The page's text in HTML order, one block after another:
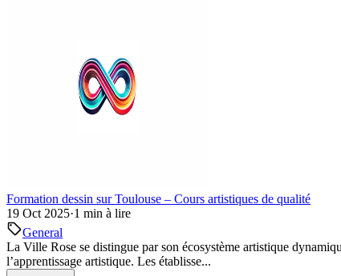
Formation dessin sur Toulouse – Cours artistiques de qualité
19 Oct 2025·1 min à lire
General
La Ville Rose se distingue par son écosystème artistique
l’apprentissage artistique. Les établisse...